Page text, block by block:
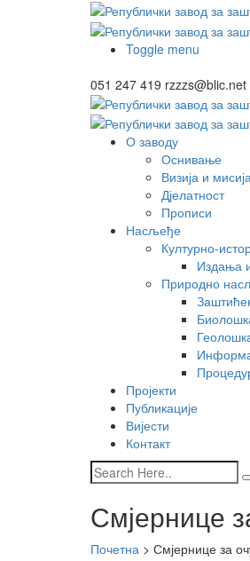
Toggle menu
051 247 419 rzzzs@blic.net
О заводу
Оснивање
Визија и
Дјелатност
Прописи
Насљеђе
Културно-
Издања
Природно
Пројекти
Публикације
Вијести
Контакт
Смјернице
Почетна > Смјернице за